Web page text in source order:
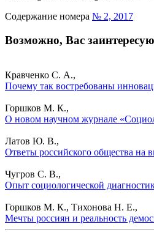
Содержание номера № 2, 2017
Возможно, Вас
Кравченко С. А.,
Почему так востребованы
Горшков М. К.,
О новом научном журнале
Латов Ю. В.,
Ответы российского общества на
Чугров С. В.,
Опыт социологической
Горшков М. К., Тихонова Н. Е.,
Мечты россиян и реальность